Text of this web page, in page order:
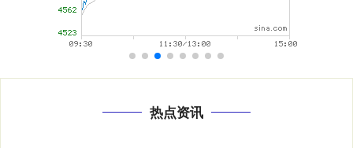
热点资讯